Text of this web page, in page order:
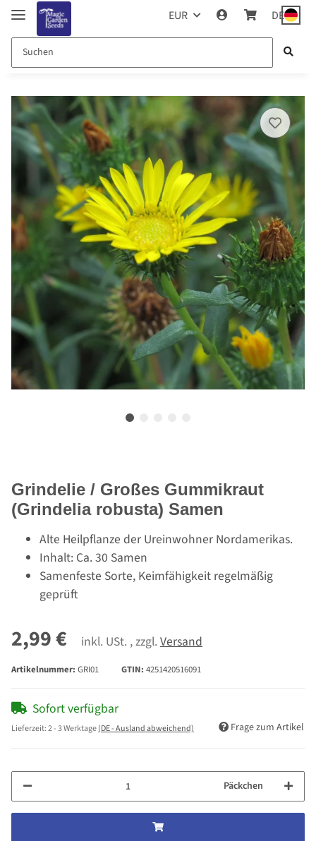
EUR DE
Grindelie / Großes Gummikraut
(Grindelia robusta) Samen
Alte Heilpflanze der Ureinwohner Nordamerikas.
Inhalt: Ca. 30 Samen
Samenfeste Sorte, Keimfähigkeit regelmäßig
geprüft
2,99 € inkl. USt. , zzgl. Versand
Artikelnummer: GRI01 GTIN: 4251420516091
Sofort verfügbar
Lieferzeit:2 - 3 Werktage(DE - Ausland abweichend) Frage zum Artikel
Päckchen